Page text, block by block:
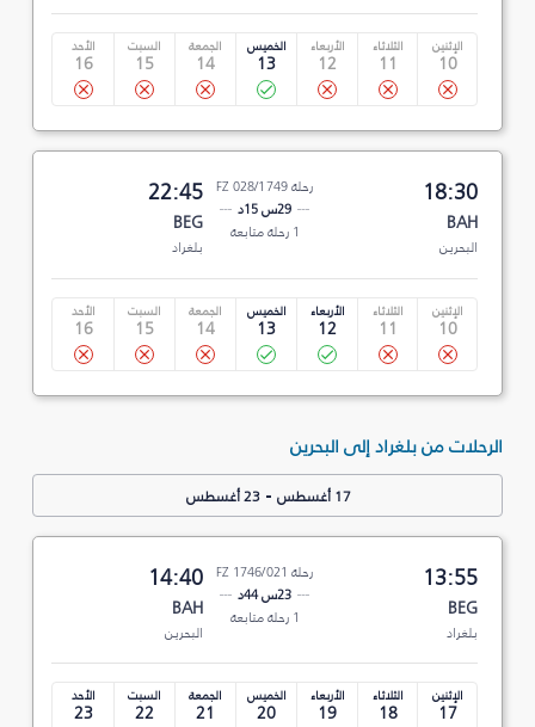
الإثنين
10
الثلاثاء
11
الأربعاء
12
الخميس
13
الجمعة
14
السبت
15
الأحد
16
18:30
BAH
البحرين
رحلة FZ 028/1749
29س 15د
1 رحلة متابعة
22:45
BEG
بلغراد
الإثنين
10
الثلاثاء
11
الأربعاء
12
الخميس
13
الجمعة
14
السبت
15
الأحد
16
الرحلات من بلغراد إلى البحرين
17 أغسطس -23 أغسطس
13:55
BEG
بلغراد
رحلة FZ 1746/021
23س 44د
1 رحلة متابعة
14:40
BAH
البحرين
الإثنين
17
الثلاثاء
18
الأربعاء
19
الخميس
20
الجمعة
21
السبت
22
الأحد
23